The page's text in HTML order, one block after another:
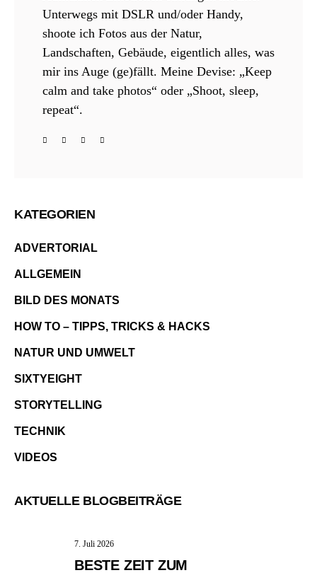
Unterwegs mit DSLR und/oder Handy,
shoote ich Fotos aus der Natur,
Landschaften, Gebäude, eigentlich alles, was
mir ins Auge (ge)fällt. Meine Devise: „Keep
calm and take photos“ oder „Shoot, sleep,
repeat“.
KATEGORIEN
ADVERTORIAL
ALLGEMEIN
BILD DES MONATS
HOW TO – TIPPS, TRICKS & HACKS
NATUR UND UMWELT
SIXTYEIGHT
STORYTELLING
TECHNIK
VIDEOS
AKTUELLE BLOGBEITRÄGE
7. Juli 2026
BESTE ZEIT ZUM